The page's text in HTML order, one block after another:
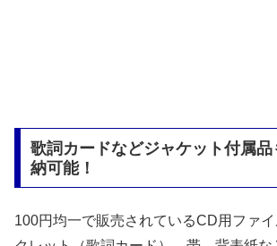
歌詞カードなどジャケット付属品
納可能！
100円均一で販売されているCD用ファ